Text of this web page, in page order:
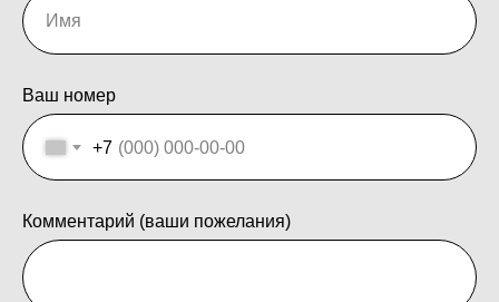
Ваш номер
+7
Комментарий (ваши пожелания)